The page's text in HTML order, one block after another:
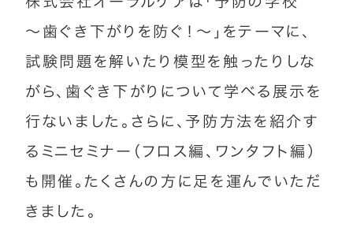
～歯ぐき下がりを防ぐ！～」をテーマに、
試験問題を解いたり模型を触ったりしな
がら、歯ぐき下がりについて学べる展示を
行ないました。さらに、予防方法を紹介す
るミニセミナー（フロス編、ワンタフト編）
も開催。たくさんの方に足を運んでいただ
きました。